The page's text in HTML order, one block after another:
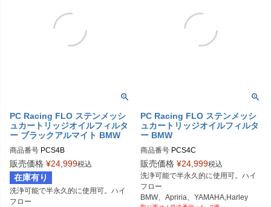
PRN012561-12
PC Racing FLO ステンメッシ
ュカートリッジオイルフィルタ
ー ブラックアルマイト BMW
商品番号 PCS4B
B型番：030097
D型番：0712-0351
HD型番：56-7104BK
販売価格 ¥24,999税込
在庫有り
洗浄可能で半永久的に使用可。ハイ
フロー
PC Racing FLO ステンメッシ
ュカートリッジオイルフィルタ
ー BMW
商品番号 PCS4C
B型番：030093
D型番：0712-0219
HD型番：56-7104
販売価格 ¥24,999税込
洗浄可能で半永久的に使用可。ハイ
フロー
BMW、Apriria、YAMAHA,Harley